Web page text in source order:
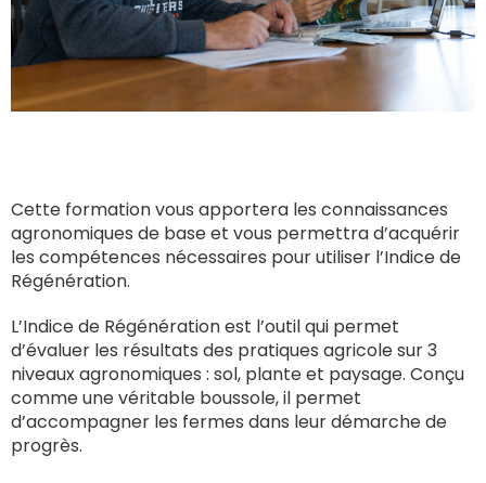
Cette formation vous apportera les connaissances
agronomiques de base et vous permettra d’acquérir
les compétences nécessaires pour utiliser l’Indice de
Régénération.
L’Indice de Régénération est l’outil qui permet
d’évaluer les résultats des pratiques agricole sur 3
niveaux agronomiques : sol, plante et paysage. Conçu
comme une véritable boussole, il permet
d’accompagner les fermes dans leur démarche de
progrès.